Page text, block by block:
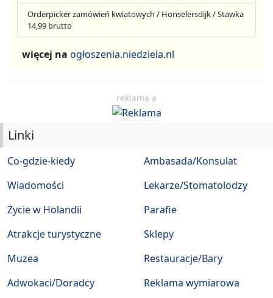
Orderpicker zamówień kwiatowych / Honselersdijk / Stawka
14,99 brutto
więcej na ogłoszenia.niedziela.nl
reklama a
Linki
Co-gdzie-kiedy
Wiadomości
Życie w Holandii
Atrakcje turystyczne
Muzea
Ambasada/Konsulat
Lekarze/Stomatolodzy
Parafie
Sklepy
Restauracje/Bary
Adwokaci/Doradcy
Reklama wymiarowa